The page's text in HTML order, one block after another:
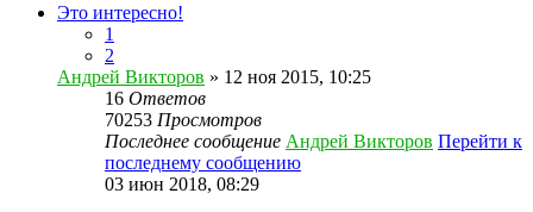
Это интересно!
1
2
Андрей Викторов » 12 ноя 2015, 10:25
16 Ответов
70253 Просмотров
Последнее сообщение Андрей Викторов Перейти к
последнему сообщению
03 июн 2018, 08:29